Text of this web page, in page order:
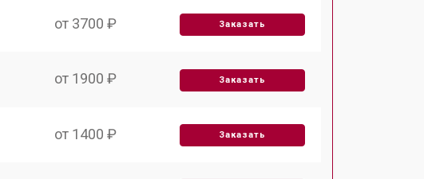
от 3700 ₽ Заказать
от 1900 ₽ Заказать
от 1400 ₽ Заказать